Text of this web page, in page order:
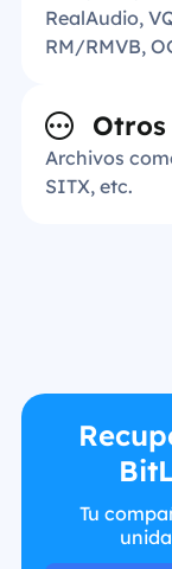
RealAudio,
RM/RMVB,
Archivos
SITX, etc.
Tu